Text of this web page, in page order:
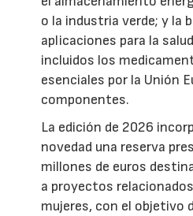
o la industria verde; y la
aplicaciones para la
incluidos los
esenciales por la Unión
componentes.
La edición de 2026
novedad una reserva
millones de euros
a proyectos
mujeres, con el objetivo